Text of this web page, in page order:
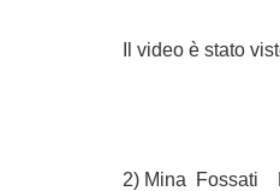
Il video è stato
2) Mina Fossati